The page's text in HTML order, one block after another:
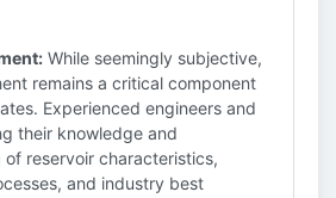
While seemingly subjective,
remains a critical component
Experienced engineers and
their knowledge and
of reservoir characteristics,
and industry best